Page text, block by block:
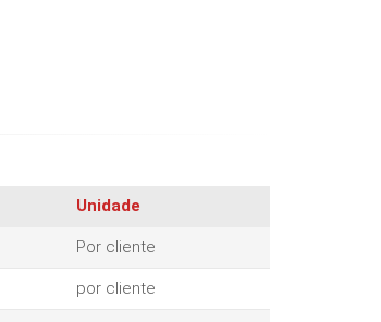
Unidade
Por cliente
por cliente